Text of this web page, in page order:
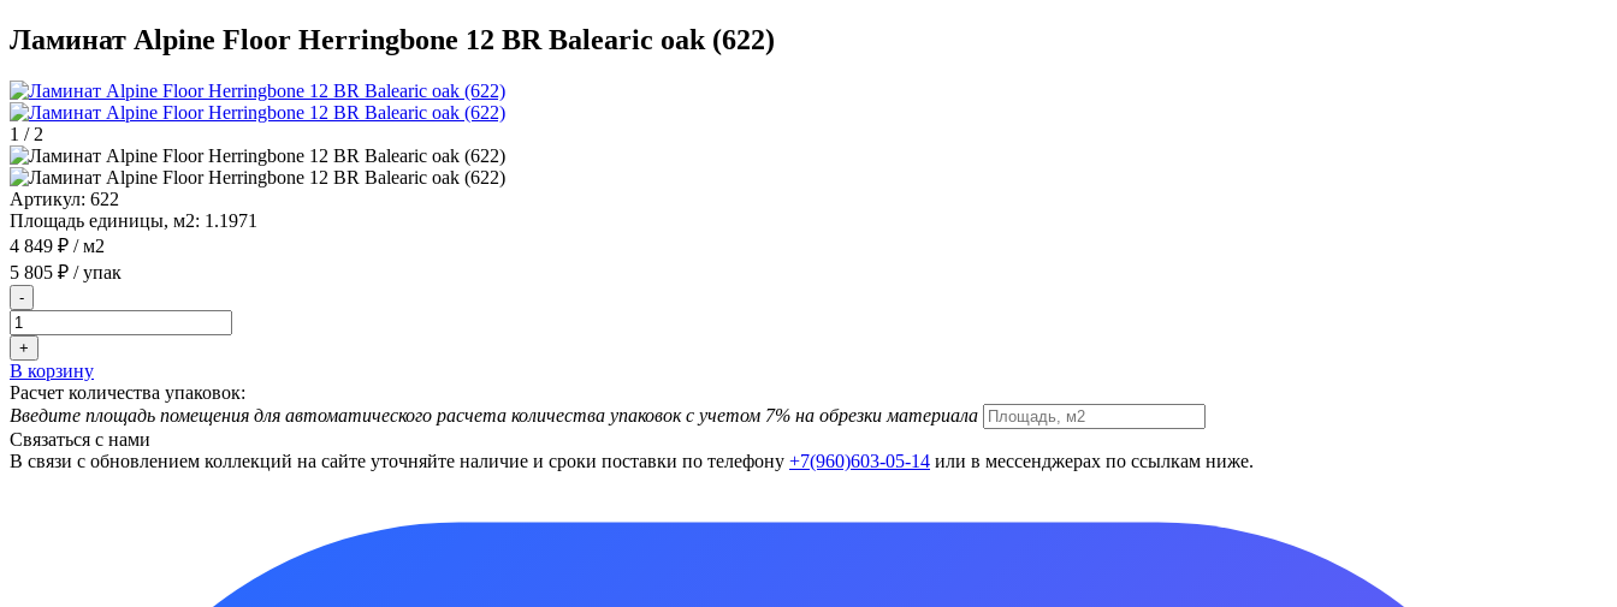
Ламинат Alpine Floor Herringbone 12 BR Balearic oak (622)
1 / 2
Артикул: 622
Площадь единицы, м2: 1.1971
4 849 ₽ / м2
5 805 ₽ / упак
-
+
В корзину
Расчет количества упаковок:
Введите площадь помещения для автоматического расчета количества упаковок с учетом 7% на обрезки материала
Связаться с нами
В связи с обновлением коллекций на сайте уточняйте наличие и сроки поставки по телефону +7(960)603-05-14 или в мессенджерах по ссылкам ниже.